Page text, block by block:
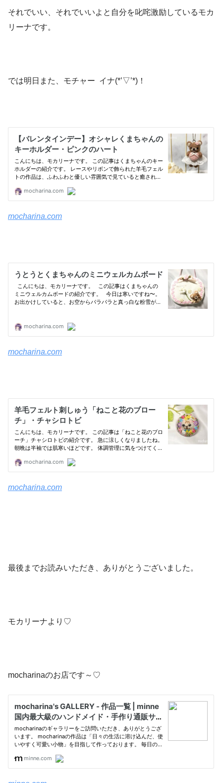
それでいい、それでいいよと自分を叱咤激励しているモカ
リーナです。
では明日また、モチャー イナ(*’▽’*)！
mocharina.com
mocharina.com
mocharina.com
最後までお読みいただき、ありがとうございました。
モカリーナより♡
mocharinaのお店です～♡